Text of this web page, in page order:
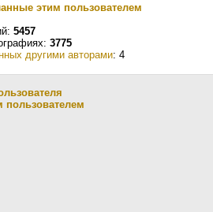
этим пользователем
5457
3775
другими авторами: 4
пользователем